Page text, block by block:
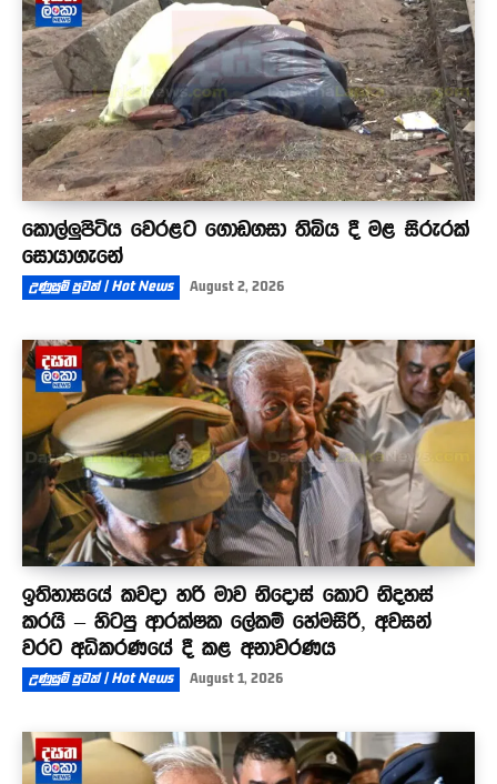
කොල්ලුපිටිය වෙරළට ගොඩගසා තිබිය දී මළ සිරුරක්
සොයාගැනේ
උණුසුම් පුවත් | Hot News August 2, 2026
ඉතිහාසයේ කවදා හරි මාව නිදොස් කොට නිදහස්
කරයි – හිටපු ආරක්ෂක ලේකම් හේමසිරි, අවසන්
වරට අධිකරණයේ දී කළ අනාවරණය
උණුසුම් පුවත් | Hot News August 1, 2026